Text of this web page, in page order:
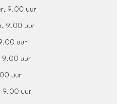
9.00 uur
9.00 uur
uur
9.00 uur
uur
9.00 uur